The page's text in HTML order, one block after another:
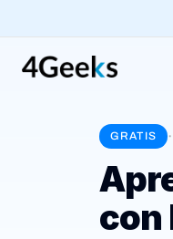
GRATIS ·
con